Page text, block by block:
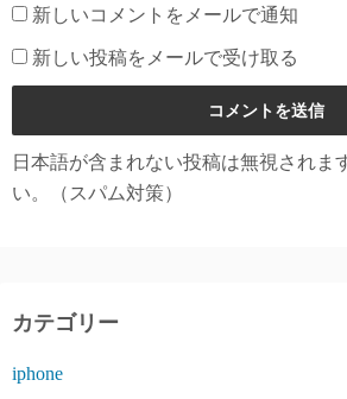
新しいコメントをメールで通知
新しい投稿をメールで受け取る
日本語が含まれない投稿は無視されま
い。（スパム対策）
カテゴリー
iphone